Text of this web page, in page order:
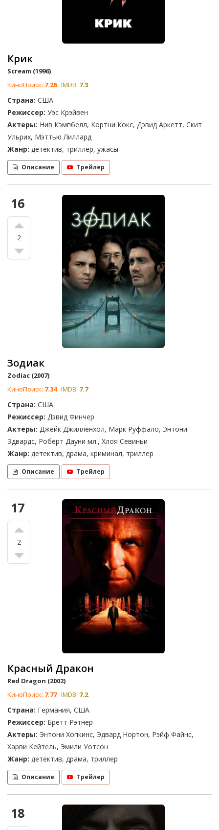
Крик
Scream (1996)
КиноПоиск: 7.26 IMDB: 7.3
Страна: США
Режиссер: Уэс Крэйвен
Актеры: Нив Кэмпбелл, Кортни Кокс, Дэвид Аркетт, Скит
Ульрих, Мэттью Лиллард
Жанр: детектив, триллер, ужасы
Описание Трейлер
16
2
Зодиак
Zodiac (2007)
КиноПоиск: 7.34 IMDB: 7.7
Страна: США
Режиссер: Дэвид Финчер
Актеры: Джейк Джилленхол, Марк Руффало, Энтони
Эдвардс, Роберт Дауни мл., Хлоя Севиньи
Жанр: детектив, драма, криминал, триллер
Описание Трейлер
17
2
Красный Дракон
Red Dragon (2002)
КиноПоиск: 7.77 IMDB: 7.2
Страна: Германия, США
Режиссер: Бретт Рэтнер
Актеры: Энтони Хопкинс, Эдвард Нортон, Рэйф Файнс,
Харви Кейтель, Эмили Уотсон
Жанр: детектив, драма, триллер
Описание Трейлер
18